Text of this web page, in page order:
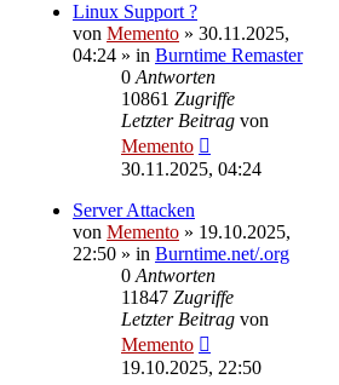
Linux Support ?
von Memento » 30.11.2025,
04:24 » in Burntime Remaster
0 Antworten
10861 Zugriffe
Letzter Beitrag von
Memento
30.11.2025, 04:24
Server Attacken
von Memento » 19.10.2025,
22:50 » in Burntime.net/.org
0 Antworten
11847 Zugriffe
Letzter Beitrag von
Memento
19.10.2025, 22:50